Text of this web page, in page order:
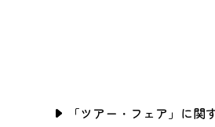
「ツアー・フェア」に関